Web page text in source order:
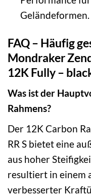
Geländeformen.
FAQ – Häufig
Mondraker
12K Fully –
Was ist der
Rahmens?
Der 12K Carbon
RR S bietet eine
aus hoher
resultiert in einem
verbesserter